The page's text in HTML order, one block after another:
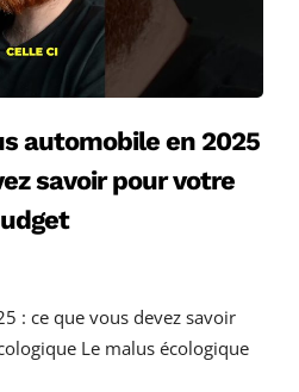
automobile en 2025
savoir pour votre
: ce que vous devez savoir
Le malus écologique